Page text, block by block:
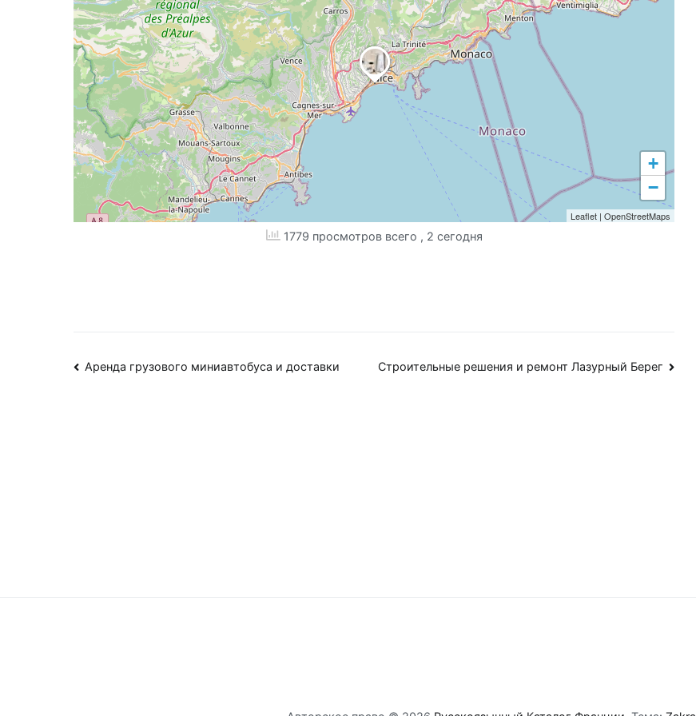
+
−
Leaflet | OpenStreetMaps
1779 просмотров всего , 2 сегодня
Навигация
Аренда грузового миниавтобуса и доставки Строительные решения и ремонт Лазурный Берег